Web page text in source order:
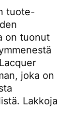
tuote-
on tuonut
joka on
Lakkoja